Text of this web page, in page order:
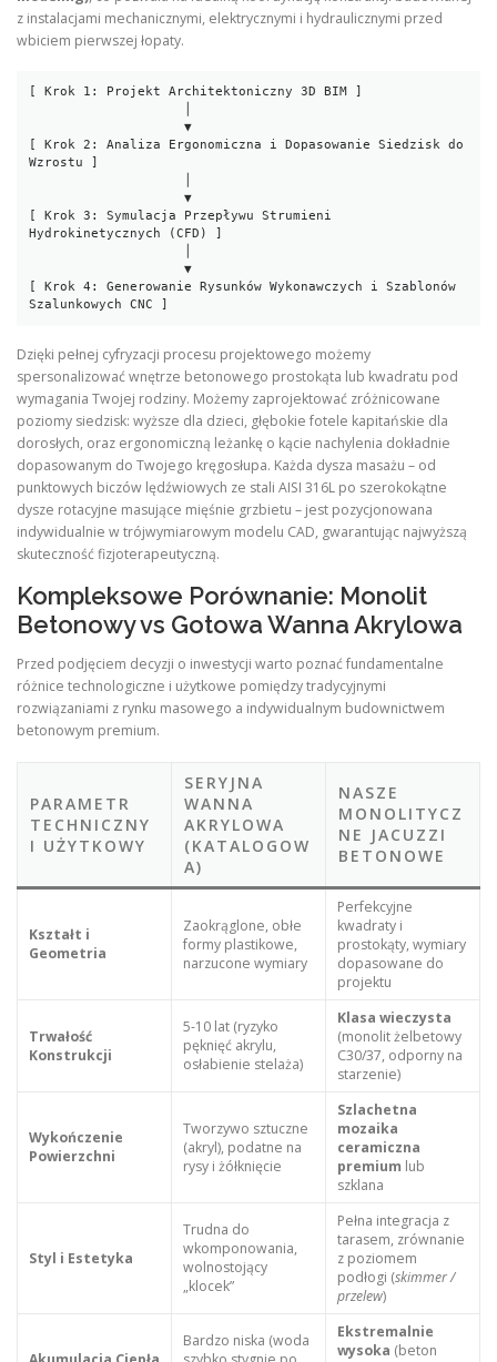
z instalacjami mechanicznymi, elektrycznymi i hydraulicznymi przed
wbiciem pierwszej łopaty.
[ Krok 1: Projekt Architektoniczny 3D BIM ]
                    ▼
[ Krok 2: Analiza Ergonomiczna i Dopasowanie Siedzisk do
Wzrostu ]
                    ▼
[ Krok 3: Symulacja Przepływu Strumieni
Hydrokinetycznych (CFD) ]
                    ▼
[ Krok 4: Generowanie Rysunków Wykonawczych i Szablonów
Dzięki pełnej cyfryzacji procesu projektowego możemy
spersonalizować wnętrze betonowego prostokąta lub kwadratu pod
wymagania Twojej rodziny. Możemy zaprojektować zróżnicowane
poziomy siedzisk: wyższe dla dzieci, głębokie fotele kapitańskie dla
dorosłych, oraz ergonomiczną leżankę o kącie nachylenia dokładnie
dopasowanym do Twojego kręgosłupa. Każda dysza masażu – od
punktowych biczów lędźwiowych ze stali AISI 316L po szerokokątne
dysze rotacyjne masujące mięśnie grzbietu – jest pozycjonowana
indywidualnie w trójwymiarowym modelu CAD, gwarantując najwyższą
skuteczność fizjoterapeutyczną.
Kompleksowe Porównanie: Monolit
Betonowy vs Gotowa Wanna Akrylowa
Przed podjęciem decyzji o inwestycji warto poznać fundamentalne
różnice technologiczne i użytkowe pomiędzy tradycyjnymi
rozwiązaniami z rynku masowego a indywidualnym budownictwem
betonowym premium.
PARAMETR
TECHNICZNY
I UŻYTKOWY
SERYJNA
WANNA
AKRYLOWA
(KATALOGOW
A)
NASZE
MONOLITYCZ
NE JACUZZI
BETONOWE
Kształt i
Geometria
Zaokrąglone, obłe
formy plastikowe,
narzucone wymiary
Perfekcyjne
kwadraty i
prostokąty, wymiary
dopasowane do
projektu
Trwałość
Konstrukcji
5-10 lat (ryzyko
pęknięć akrylu,
osłabienie stelaża)
Klasa wieczysta
(monolit żelbetowy
C30/37, odporny na
starzenie)
Wykończenie
Powierzchni
Tworzywo sztuczne
(akryl), podatne na
rysy i żółknięcie
Szlachetna
mozaika
ceramiczna
premium lub
szklana
Styl i Estetyka
Trudna do
wkomponowania,
wolnostojący
„klocek”
Pełna integracja z
tarasem, zrównanie
z poziomem
podłogi (skimmer /
przelew)
Bardzo niska (woda
Ekstremalnie
wysoka (beton